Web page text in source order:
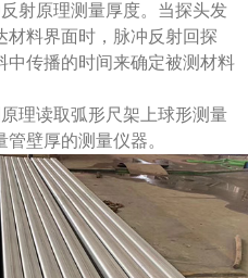
射原理测量厚度。当探头发
材料界面时，脉冲反射回探
中传播的时间来确定被测材料
理读取弧形尺架上球形测量
壁厚的测量仪器。